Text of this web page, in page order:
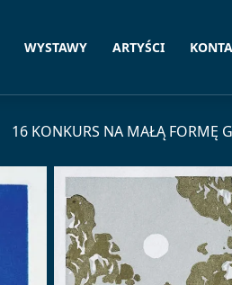
WYSTAWY ARTYŚCI
16 KONKURS NA MAŁĄ FORMĘ